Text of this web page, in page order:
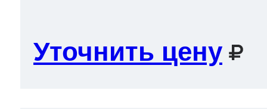
Уточнить цену